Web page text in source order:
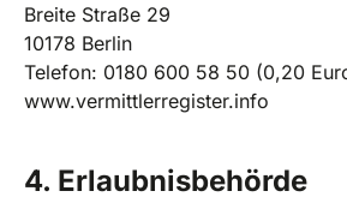
Breite Straße 29
10178 Berlin
Telefon: 0180 600 58 50 (0,20
www.vermittlerregister.info
4. Erlaubnisbehörde